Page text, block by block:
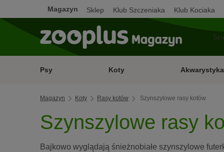
Magazyn Sklep Klub Szczeniaka Klub Kociaka
Psy Koty Akwarystyka
Magazyn Koty Rasy kotów Szynszylowe rasy kotów
Szynszylowe rasy
Bajkowo wyglądają śnieżnobiałe szynszylowe